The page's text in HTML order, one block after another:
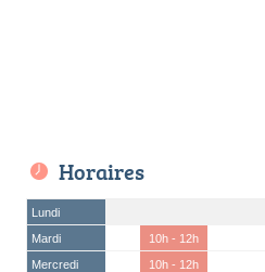
Horaires
Lundi
Mardi
10h - 12h
Mercredi
10h - 12h